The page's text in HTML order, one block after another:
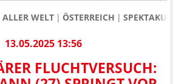
WELT ÖSTERREICH
13.05.2025 13:56
FLUCHTVERSUCH: